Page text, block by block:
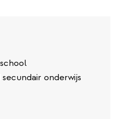
onderwijs